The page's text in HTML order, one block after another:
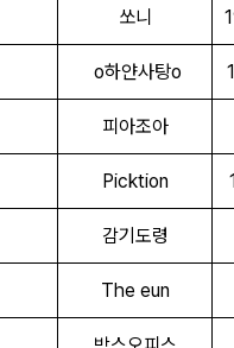
쏘니
o하얀사탕o
피아조아
Picktion
감기도령
The eun